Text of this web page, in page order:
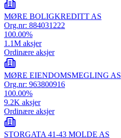
MØRE BOLIGKREDITT AS
Org.nr: 884031222
100.00%
1.1M aksjer
Ordinære aksjer
MØRE EIENDOMSMEGLING AS
Org.nr: 963800916
100.00%
9.2K aksjer
Ordinære aksjer
STORGATA 41-43 MOLDE AS